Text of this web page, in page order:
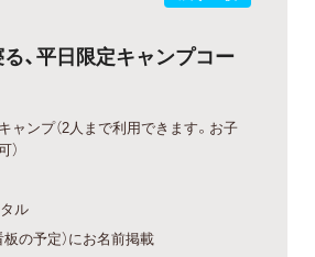
、平日限定キャンプコー
ャンプ（2人まで利用できます。お子
）
ル
板の予定）にお名前掲載